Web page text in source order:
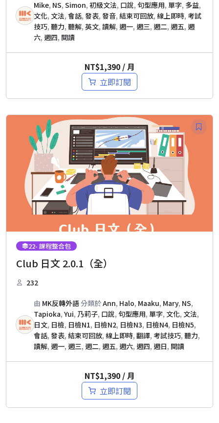
Mike, NS, Simon, 初級文法, 口說, 句型應用, 單字, 多益,
文化, 文法, 會話, 發表, 發音, 結束可回放, 線上即時, 考試
技巧, 聽力, 聽解, 英文, 讀解, 週一, 週三, 週二, 週五, 週
六, 週四, 閱讀
NT$1,390 / 月
立即訂閱
22- 課程整合包
Club 日文 2.0.1（全）
232
由 MK反轉外語分類於Ann, Halo, Maaku, Mary, NS,
Tapioka, Yui, 乃莉子, 口說, 句型應用, 單字, 文化, 文法,
日文, 日檢, 日檢N1, 日檢N2, 日檢N3, 日檢N4, 日檢N5,
會話, 發表, 結束可回放, 線上即時, 翻譯, 考試技巧, 聽力,
讀解, 週一, 週三, 週二, 週五, 週六, 週四, 週日, 閱讀
NT$1,390 / 月
立即訂閱